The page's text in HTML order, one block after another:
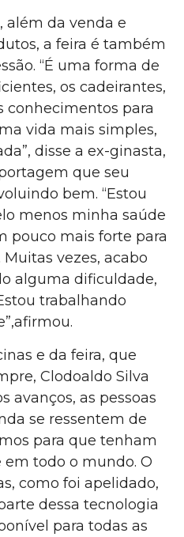
além da venda e
a feira é também
“É uma forma de
os cadeirantes,
conhecimentos para
vida mais simples,
disse a ex-ginasta,
que seu
bem. “Estou
menos minha saúde
pouco mais forte para
vezes, acabo
alguma dificuldade,
trabalhando
e da feira, que
Clodoaldo Silva
avanços, as pessoas
se ressentem de
para que tenham
todo o mundo. O
como foi apelidado,
dessa tecnologia
para todas as